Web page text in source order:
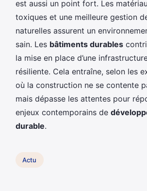
est aussi un point fort. Les
toxiques et une meilleure gestion
naturelles assurent un
sain. Les bâtiments durables
la mise en place d’une
résiliente. Cela entraîne, selon les
où la construction ne se contente
mais dépasse les attentes pour
enjeux contemporains de
durable.
Actu